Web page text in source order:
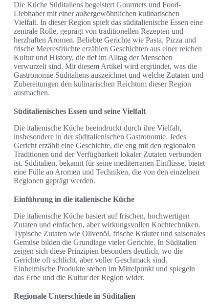
Die Küche Süditaliens begeistert Gourmets und Food-
Liebhaber mit einer außergewöhnlichen kulinarischen
Vielfalt. In dieser Region spielt das süditalienische Essen eine
zentrale Rolle, geprägt von traditionellen Rezepten und
herzhaften Aromen. Beliebte Gerichte wie Pasta, Pizza und
frische Meeresfrüchte erzählen Geschichten aus einer reichen
Kultur und History, die tief im Alltag der Menschen
verwurzelt sind. Mit diesem Artikel wird ergründet, was die
Gastronomie Süditaliens auszeichnet und welche Zutaten und
Zubereitungen den kulinarischen Reichtum dieser Region
ausmachen.
Süditalienisches Essen und seine Vielfalt
Die italienische Küche beeindruckt durch ihre Vielfalt,
insbesondere in der süditalienischen Gastronomie. Jedes
Gericht erzählt eine Geschichte, die eng mit den regionalen
Traditionen und der Verfügbarkeit lokaler Zutaten verbunden
ist. Süditalien, bekannt für seine mediterranen Einflüsse, bietet
eine Fülle an Aromen und Techniken, die von den einzelnen
Regionen geprägt werden.
Einführung in die italienische Küche
Die italienische Küche basiert auf frischen, hochwertigen
Zutaten und einfachen, aber wirkungsvollen Kochtechniken.
Typische Zutaten wie Olivenöl, frische Kräuter und saisonales
Gemüse bilden die Grundlage vieler Gerichte. In Süditalien
zeigen sich diese Prinzipien besonders deutlich, wo die
Gerichte oft schlicht, aber voller Geschmack sind.
Einheimische Produkte stehen im Mittelpunkt und spiegeln
das Erbe und die Kultur der Region wider.
Regionale Unterschiede in Süditalien